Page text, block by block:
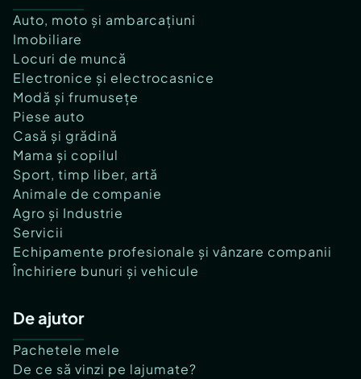
Auto, moto și ambarcațiuni
Imobiliare
Locuri de muncă
Electronice și electrocasnice
Modă și frumusețe
Piese auto
Casă și grădină
Mama și copilul
Sport, timp liber, artă
Animale de companie
Agro și Industrie
Servicii
Echipamente profesionale și vânzare companii
Închiriere bunuri și vehicule
De ajutor
Pachetele mele
De ce să vinzi pe lajumate?